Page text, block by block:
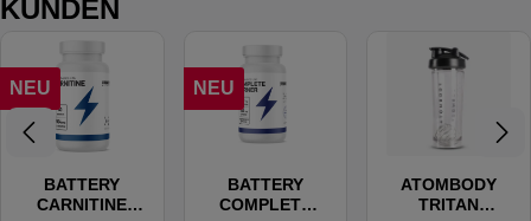
KUNDEN
NEU
BATTERY
CARNITINE
NEU
BATTERY
COMPLETE
ATOMBODY
TRITAN